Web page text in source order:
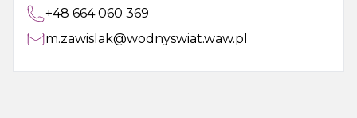
+48 664 060 369
m.zawislak@wodnyswiat.waw.pl